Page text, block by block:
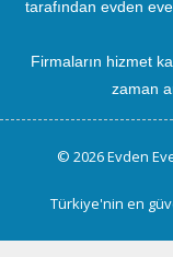
tarafından evden
Firmaların hizmet
zaman
© 2026 Evden
Türkiye'nin en